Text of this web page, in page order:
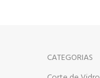
CATEGORIAS